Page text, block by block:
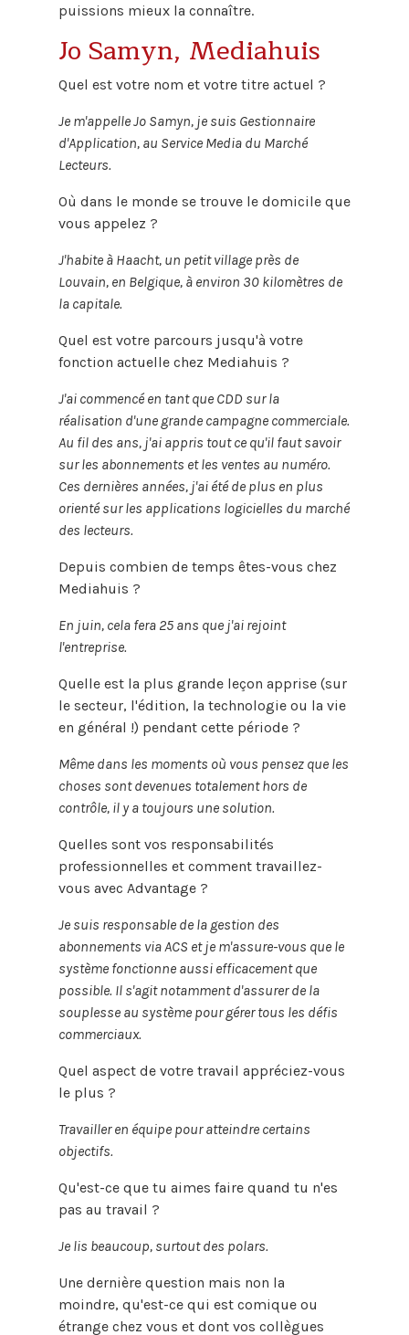
puissions mieux la connaître.
Jo Samyn, Mediahuis
Quel est votre nom et votre titre actuel ?
Je m'appelle Jo Samyn, je suis Gestionnaire
d'Application, au Service Media du Marché
Lecteurs.
Où dans le monde se trouve le domicile que
vous appelez ?
J'habite à Haacht, un petit village près de
Louvain, en Belgique, à environ 30 kilomètres de
la capitale.
Quel est votre parcours jusqu'à votre
fonction actuelle chez Mediahuis ?
J'ai commencé en tant que CDD sur la
réalisation d'une grande campagne commerciale.
Au fil des ans, j'ai appris tout ce qu'il faut savoir
sur les abonnements et les ventes au numéro.
Ces dernières années, j'ai été de plus en plus
orienté sur les applications logicielles du marché
des lecteurs.
Depuis combien de temps êtes-vous chez
Mediahuis ?
En juin, cela fera 25 ans que j'ai rejoint
l'entreprise.
Quelle est la plus grande leçon apprise (sur
le secteur, l'édition, la technologie ou la vie
en général !) pendant cette période ?
Même dans les moments où vous pensez que les
choses sont devenues totalement hors de
contrôle, il y a toujours une solution.
Quelles sont vos responsabilités
professionnelles et comment travaillez-
vous avec Advantage ?
Je suis responsable de la gestion des
abonnements via ACS et je m'assure-vous que le
système fonctionne aussi efficacement que
possible. Il s'agit notamment d'assurer de la
souplesse au système pour gérer tous les défis
commerciaux.
Quel aspect de votre travail appréciez-vous
le plus ?
Travailler en équipe pour atteindre certains
objectifs.
Qu'est-ce que tu aimes faire quand tu n'es
pas au travail ?
Je lis beaucoup, surtout des polars.
Une dernière question mais non la
moindre, qu'est-ce qui est comique ou
étrange chez vous et dont vos collègues